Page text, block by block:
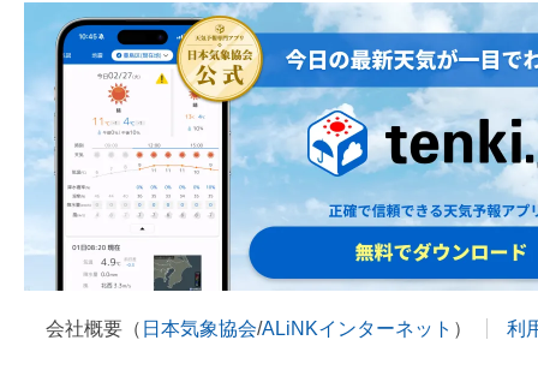
会社概要（ 日本気象協会/ALiNKインターネット ） 利